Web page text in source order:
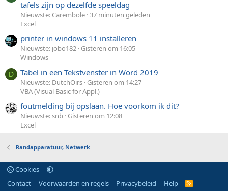
tafels zijn op dezelfde speeldag
Nieuwste: Carembole 37 minuten geleden
Excel
printer in windows 11 installeren
Nieuwste: jobo182 Gisteren om 16:05
Windows
D Tabel in een Tekstvenster in Word 2019
Nieuwste: DutchOirs Gisteren om 14:27
VBA (Visual Basic for Appl.)
foutmelding bij opslaan. Hoe voorkom ik dit?
Nieuwste: snb Gisteren om 12:08
Excel
Randapparatuur, Netwerk
Cookies
Contact
Voorwaarden en regels Privacybeleid Help
R